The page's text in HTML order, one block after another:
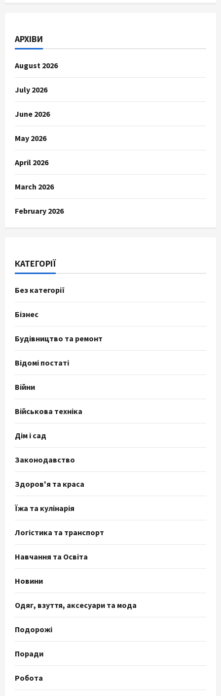
АРХІВИ
August 2026
July 2026
June 2026
May 2026
April 2026
March 2026
February 2026
КАТЕГОРІЇ
Без категорії
Бізнес
Будівництво та ремонт
Відомі постаті
Війни
Військова техніка
Дім і сад
Законодавство
Здоров'я та краса
Їжа та кулінарія
Логістика та транспорт
Навчання та Освіта
Новини
Одяг, взуття, аксесуари та мода
Подорожі
Поради
Робота